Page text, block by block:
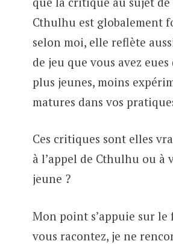
Cthulhu est globalement
selon moi, elle reflète
de jeu que vous avez
plus jeunes, moins
matures dans vos
Ces critiques sont elles
à l’appel de Cthulhu ou à
jeune ?
Mon point s’appuie sur le
vous racontez, je ne